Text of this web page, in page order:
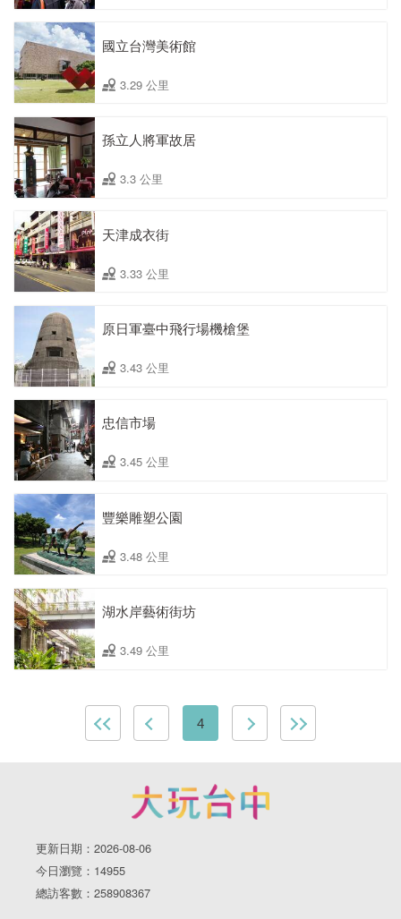
國立台灣美術館
3.29 公里
孫立人將軍故居
3.3 公里
天津成衣街
3.33 公里
原日軍臺中飛行場機槍堡
3.43 公里
忠信市場
3.45 公里
豐樂雕塑公園
3.48 公里
湖水岸藝術街坊
3.49 公里
4
更新日期：2026-08-06
今日瀏覽：14955
總訪客數：258908367